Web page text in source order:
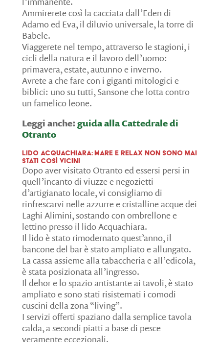
Ammirerete così la cacciata dall’Eden di
Adamo ed Eva, il diluvio universale, la torre di
Babele.
Viaggerete nel tempo, attraverso le stagioni, i
cicli della natura e il lavoro dell’uomo:
primavera, estate, autunno e inverno.
Avrete a che fare con i giganti mitologici e
biblici: uno su tutti, Sansone che lotta contro
un famelico leone.
Leggi anche: guida alla Cattedrale di
Otranto
Lido Acquachiara: mare e relax non sono mai
stati così vicini
Dopo aver visitato Otranto ed essersi persi in
quell’incanto di viuzze e negozietti
d’artigianato locale, vi consigliamo di
rinfrescarvi nelle azzurre e cristalline acque dei
Laghi Alimini, sostando con ombrellone e
lettino presso il lido Acquachiara.
Il lido è stato rimodernato quest’anno, il
bancone del bar è stato ampliato e allungato.
La cassa assieme alla tabaccheria e all’edicola,
è stata posizionata all’ingresso.
Il dehor e lo spazio antistante ai tavoli, è stato
ampliato e sono stati risistemati i comodi
cuscini della zona “living”.
I servizi offerti spaziano dalla semplice tavola
calda, a secondi piatti a base di pesce
veramente eccezionali.